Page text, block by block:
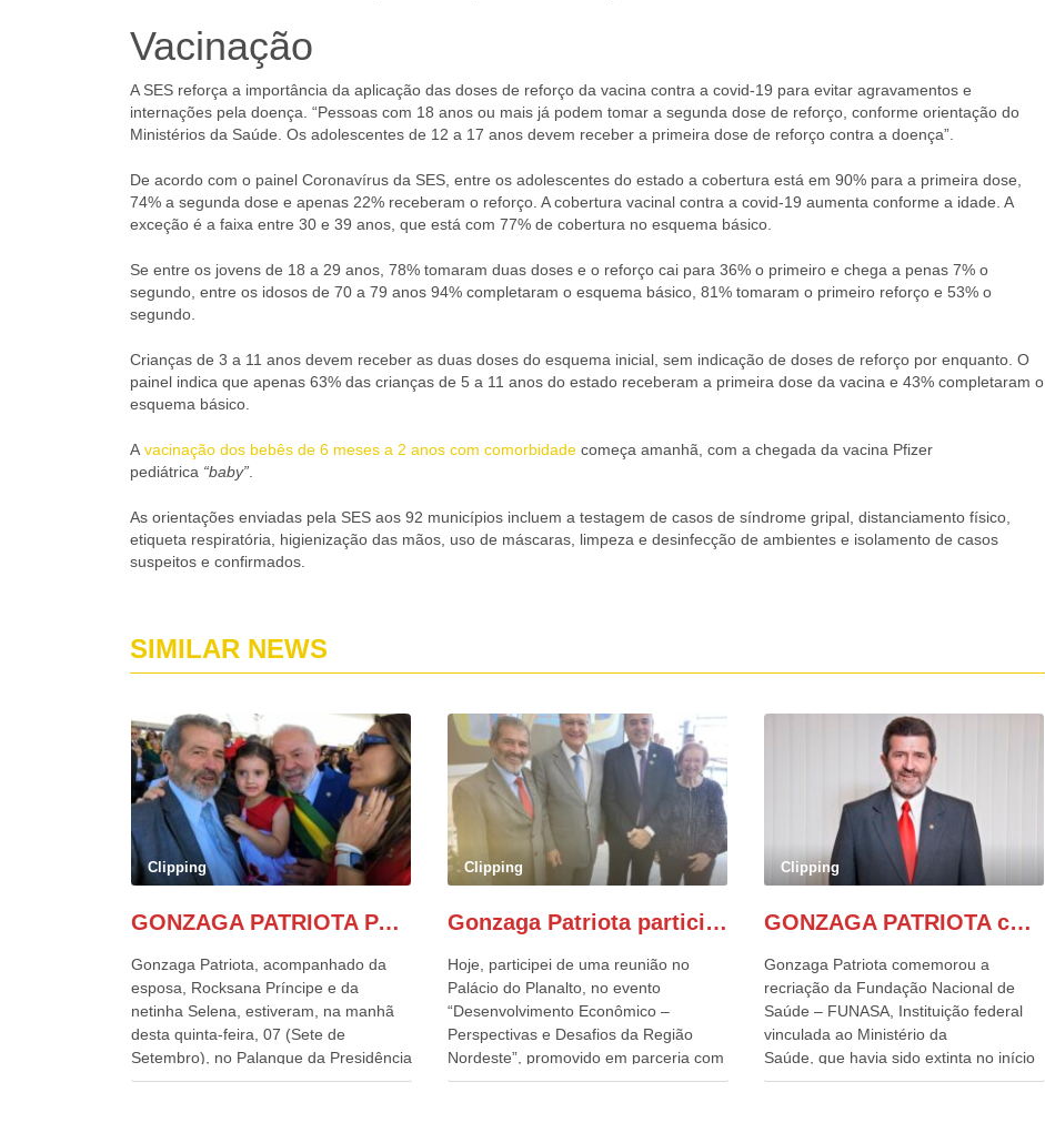
Vacinação
A SES reforça a importância da aplicação das doses de reforço da vacina contra a covid-19 para evitar agravamentos e
internações pela doença. “Pessoas com 18 anos ou mais já podem tomar a segunda dose de reforço, conforme orientação do
Ministérios da Saúde. Os adolescentes de 12 a 17 anos devem receber a primeira dose de reforço contra a doença”.
De acordo com o painel Coronavírus da SES, entre os adolescentes do estado a cobertura está em 90% para a primeira dose,
74% a segunda dose e apenas 22% receberam o reforço. A cobertura vacinal contra a covid-19 aumenta conforme a idade. A
exceção é a faixa entre 30 e 39 anos, que está com 77% de cobertura no esquema básico.
Se entre os jovens de 18 a 29 anos, 78% tomaram duas doses e o reforço cai para 36% o primeiro e chega a penas 7% o
segundo, entre os idosos de 70 a 79 anos 94% completaram o esquema básico, 81% tomaram o primeiro reforço e 53% o
segundo.
Crianças de 3 a 11 anos devem receber as duas doses do esquema inicial, sem indicação de doses de reforço por enquanto. O
painel indica que apenas 63% das crianças de 5 a 11 anos do estado receberam a primeira dose da vacina e 43% completaram o
esquema básico.
A vacinação dos bebês de 6 meses a 2 anos com comorbidade começa amanhã, com a chegada da vacina Pfizer
pediátrica “baby”
As orientações enviadas pela SES aos 92 municípios incluem a testagem de casos de síndrome gripal, distanciamento físico,
etiqueta respiratória, higienização das mãos, uso de máscaras, limpeza e desinfecção de ambientes e isolamento de casos
suspeitos e confirmados.
SIMILAR NEWS
Clipping
GONZAGA PATRIOTA PARTICIPA DO DESFILE DA INDEPENDÊNCIA NO PALANQUE DA PRESIDÊNCIA DA REPÚBLICA E É ABRAÇADO POR LULA E POR GERALDO ALCKMIN.
Gonzaga Patriota, acompanhado da
esposa, Rocksana Príncipe e da
netinha Selena, estiveram, na manhã
desta quinta-feira, 07 (Sete de
Setembro), no Palanque da Presidência
da República, onde foram abraçados
Clipping
Gonzaga Patriota participa de evento em prol do desenvolvimento do Nordeste
Hoje, participei de uma reunião no
Palácio do Planalto, no evento
“Desenvolvimento Econômico –
Perspectivas e Desafios da Região
Nordeste”, promovido em parceria com
o Consórcio Nordeste. Na pauta do
Clipping
GONZAGA PATRIOTA comemora o retorno da FUNASA
Gonzaga Patriota comemorou a
recriação da Fundação Nacional de
Saúde – FUNASA, Instituição federal
vinculada ao Ministério da
Saúde, que havia sido extinta no início
do terceiro governo do